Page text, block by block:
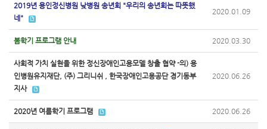
2019년 용인정신병원 낮병원 송년회 "우리의 송년회는 따뜻했
네"
2020.01.09
봄학기 프로그램 안내 2020.03.30
사회적 가치 실현을 위한 정신장애인고용모델 창출 협약 -의) 용
인병원유지재단, (주) 그리니쉬 , 한국장애인고용공단 경기동부
지사
2020.06.26
2020년 여름학기 프로그램 2020.06.26